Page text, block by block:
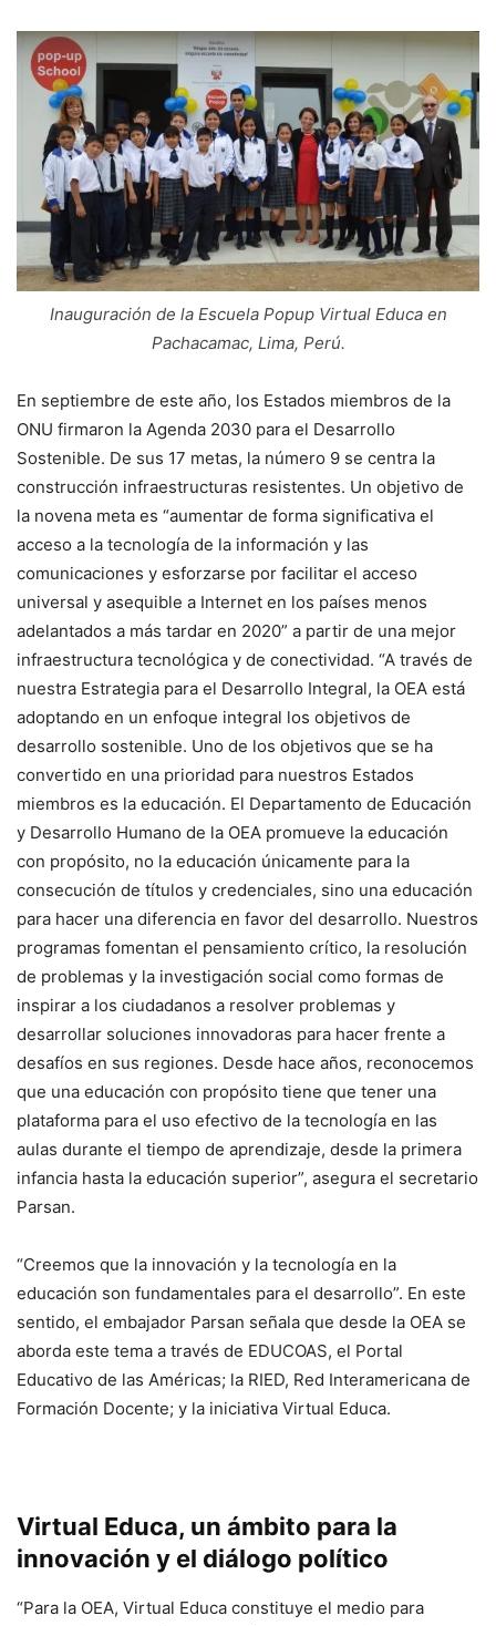
Inauguración de la Escuela Popup Virtual Educa en
Pachacamac, Lima, Perú.
En septiembre de este año, los Estados miembros de la
ONU firmaron la Agenda 2030 para el Desarrollo
Sostenible. De sus 17 metas, la número 9 se centra la
construcción infraestructuras resistentes. Un objetivo de
la novena meta es “aumentar de forma significativa el
acceso a la tecnología de la información y las
comunicaciones y esforzarse por facilitar el acceso
universal y asequible a Internet en los países menos
adelantados a más tardar en 2020” a partir de una mejor
infraestructura tecnológica y de conectividad. “A través de
nuestra Estrategia para el Desarrollo Integral, la OEA está
adoptando en un enfoque integral los objetivos de
desarrollo sostenible. Uno de los objetivos que se ha
convertido en una prioridad para nuestros Estados
miembros es la educación. El Departamento de Educación
y Desarrollo Humano de la OEA promueve la educación
con propósito, no la educación únicamente para la
consecución de títulos y credenciales, sino una educación
para hacer una diferencia en favor del desarrollo. Nuestros
programas fomentan el pensamiento crítico, la resolución
de problemas y la investigación social como formas de
inspirar a los ciudadanos a resolver problemas y
desarrollar soluciones innovadoras para hacer frente a
desafíos en sus regiones. Desde hace años, reconocemos
que una educación con propósito tiene que tener una
plataforma para el uso efectivo de la tecnología en las
aulas durante el tiempo de aprendizaje, desde la primera
infancia hasta la educación superior”, asegura el secretario
Parsan.
“Creemos que la innovación y la tecnología en la
educación son fundamentales para el desarrollo”. En este
sentido, el embajador Parsan señala que desde la OEA se
aborda este tema a través de EDUCOAS, el Portal
Educativo de las Américas; la RIED, Red Interamericana de
Formación Docente; y la iniciativa Virtual Educa.
Virtual Educa, un ámbito para la
innovación y el diálogo político
“Para la OEA, Virtual Educa constituye el medio para